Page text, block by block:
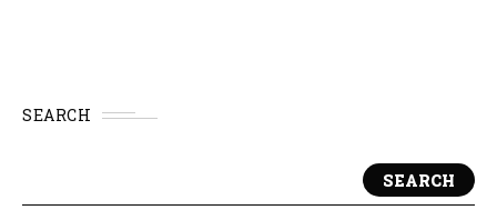
SEARCH
SEARCH